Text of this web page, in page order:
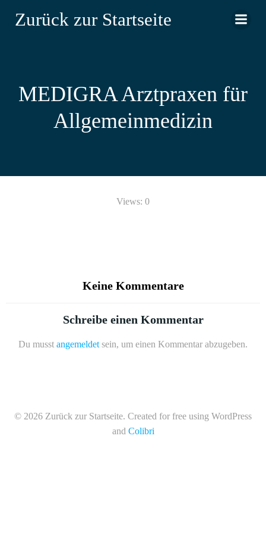
Inhalt
Zurück zur Startseite
MEDIGRA Arztpraxen für
Allgemeinmedizin
Views: 0
Keine Kommentare
Schreibe einen Kommentar
Du musst angemeldet sein, um einen Kommentar abzugeben.
© 2026 Zurück zur Startseite. Created for free using WordPress
and Colibri